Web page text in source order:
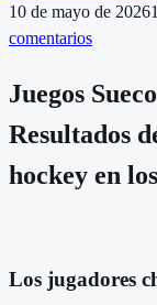
10 de mayo de 20261
comentarios
Juegos
Resultados
hockey en
Los jugadores